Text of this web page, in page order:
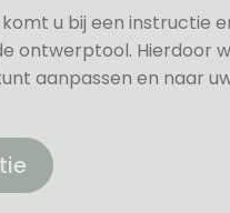
u bij een instructie
ontwerptool. Hierdoor
aanpassen en naar